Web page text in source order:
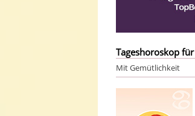
Tageshoroskop
Mit Gemütlichkeit